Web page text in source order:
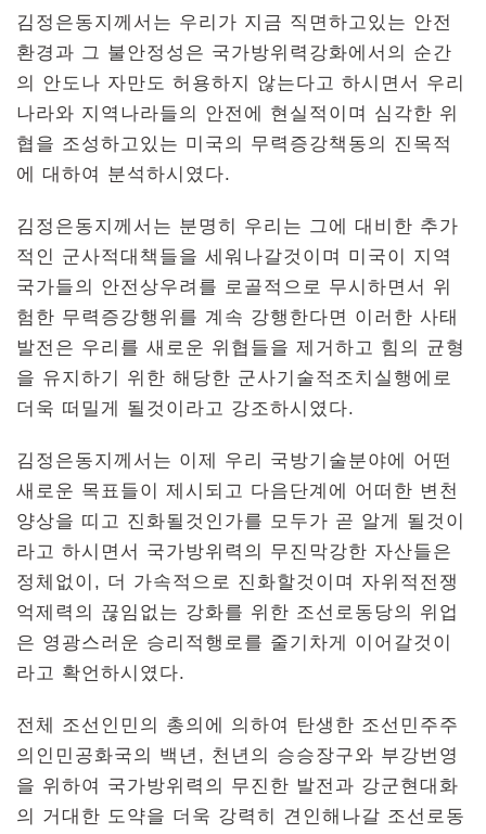
김정은동지께서는 우리가 지금 직면하고있는 안전
환경과 그 불안정성은 국가방위력강화에서의 순간
의 안도나 자만도 허용하지 않는다고 하시면서 우리
나라와 지역나라들의 안전에 현실적이며 심각한 위
협을 조성하고있는 미국의 무력증강책동의 진목적
에 대하여 분석하시였다.
김정은동지께서는 분명히 우리는 그에 대비한 추가
적인 군사적대책들을 세워나갈것이며 미국이 지역
국가들의 안전상우려를 로골적으로 무시하면서 위
험한 무력증강행위를 계속 강행한다면 이러한 사태
발전은 우리를 새로운 위협들을 제거하고 힘의 균형
을 유지하기 위한 해당한 군사기술적조치실행에로
더욱 떠밀게 될것이라고 강조하시였다.
김정은동지께서는 이제 우리 국방기술분야에 어떤
새로운 목표들이 제시되고 다음단계에 어떠한 변천
양상을 띠고 진화될것인가를 모두가 곧 알게 될것이
라고 하시면서 국가방위력의 무진막강한 자산들은
정체없이, 더 가속적으로 진화할것이며 자위적전쟁
억제력의 끊임없는 강화를 위한 조선로동당의 위업
은 영광스러운 승리적행로를 줄기차게 이어갈것이
라고 확언하시였다.
전체 조선인민의 총의에 의하여 탄생한 조선민주주
의인민공화국의 백년, 천년의 승승장구와 부강번영
을 위하여 국가방위력의 무진한 발전과 강군현대화
의 거대한 도약을 더욱 강력히 견인해나갈 조선로동